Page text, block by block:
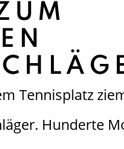
R
T
Tennisplatz
Hunderte